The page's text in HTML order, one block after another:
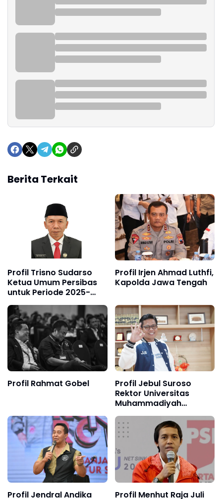
Berita Terkait
Profil Trisno Sudarso
Ketua Umum Persibas
untuk Periode 2025-
2029
Profil Irjen Ahmad Luthfi,
Kapolda Jawa Tengah
Profil Rahmat Gobel
Profil Jebul Suroso
Rektor Universitas
Muhammadiyah
Purwokerto (UMP)
Profil Jendral Andika
Profil Menhut Raja Juli